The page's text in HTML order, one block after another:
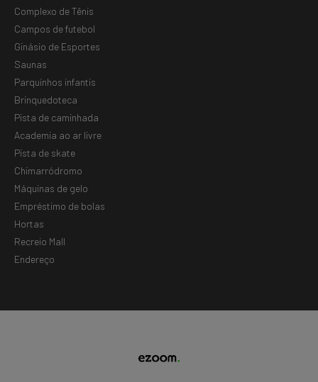
Complexo de Tênis
Campos de futebol
Ginásio de Esportes
Saunas
Parquinhos infantis
Brinquedoteca
Pista de caminhada
Academia ao ar livre
Pista de skate
Chimarródromo
Máquinas de gelo
Empréstimo de bolas
Hortas
Recreio Mall
Endereço